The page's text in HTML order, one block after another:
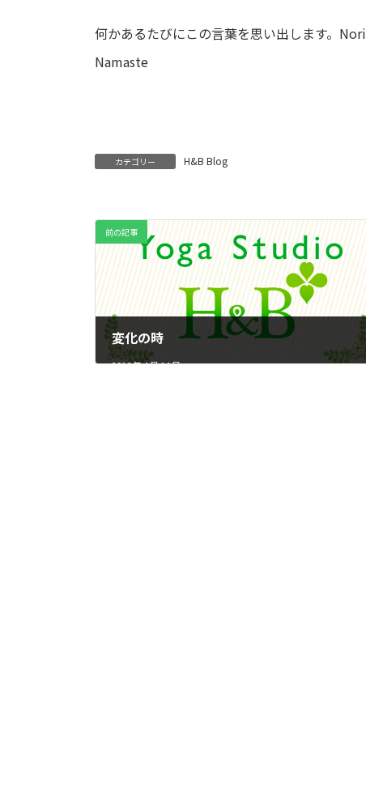
何かあるたびにこの言葉を思い出します。Nori
Namaste
カテゴリー H&B Blog
前の記事
変化の時
2016 年 4 月 14 日